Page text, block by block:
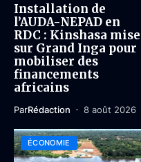
Installation de
l’AUDA-NEPAD en
RDC : Kinshasa mise
sur Grand Inga pour
mobiliser des
financements
africains
ParRédaction 8 août 2026
ÉCONOMIE